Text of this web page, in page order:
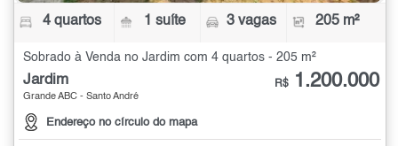
4 quartos 1 suíte 3 vagas 205 m²
Sobrado à Venda no Jardim com 4 quartos - 205 m²
Jardim
Grande ABC - Santo André
Endereço no círculo do mapa
R$ 1.200.000